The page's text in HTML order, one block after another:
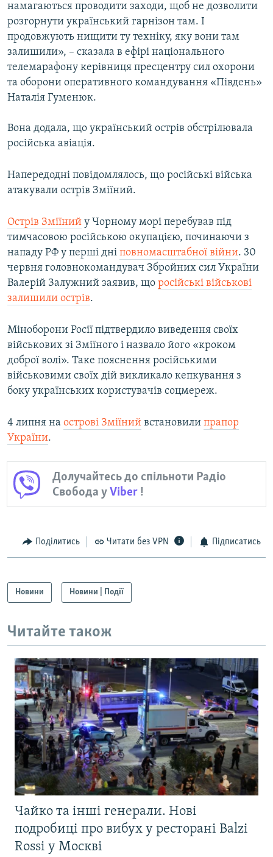
Усі сайти RFE/RL
намагаються проводити заходи, щоб не дозволити
розгорнути український гарнізон там. І
продовжують нищити ту техніку, яку вони там
залишили», – сказала в ефірі національного
телемарафону керівниця пресцентру сил охорони
та оборони оперативного командування «Південь»
Наталія Гуменюк.
Вона додала, що український острів обстрілювала
російська авіація.
Напередодні повідомлялось, що російські війська
атакували острів Зміїний.
Острів Зміїний у Чорному морі перебував під
тимчасовою російською окупацією, починаючи з
нападу РФ у перші дні повномасштабної війни. 30
червня головнокомандувач Збройних сил України
Валерій Залужний заявив, що російські військові
залишили острів.
Міноборони Росії підтвердило виведення своїх
військових зі Зміїного і назвало його «кроком
доброї волі». Таке пояснення російськими
військовими своїх дій викликало кепкування з
боку українських користувачів соцмереж.
4 липня на острові Зміїний встановили прапор
України.
Долучайтесь до спільноти Радіо
Свобода уViber !
Поділитись Читати без VPN Підписатись
Новини Новини | Події
Читайте також
Чайко та інші генерали. Нові
подробиці про вибух у ресторані Balzi
Rossi у Москві